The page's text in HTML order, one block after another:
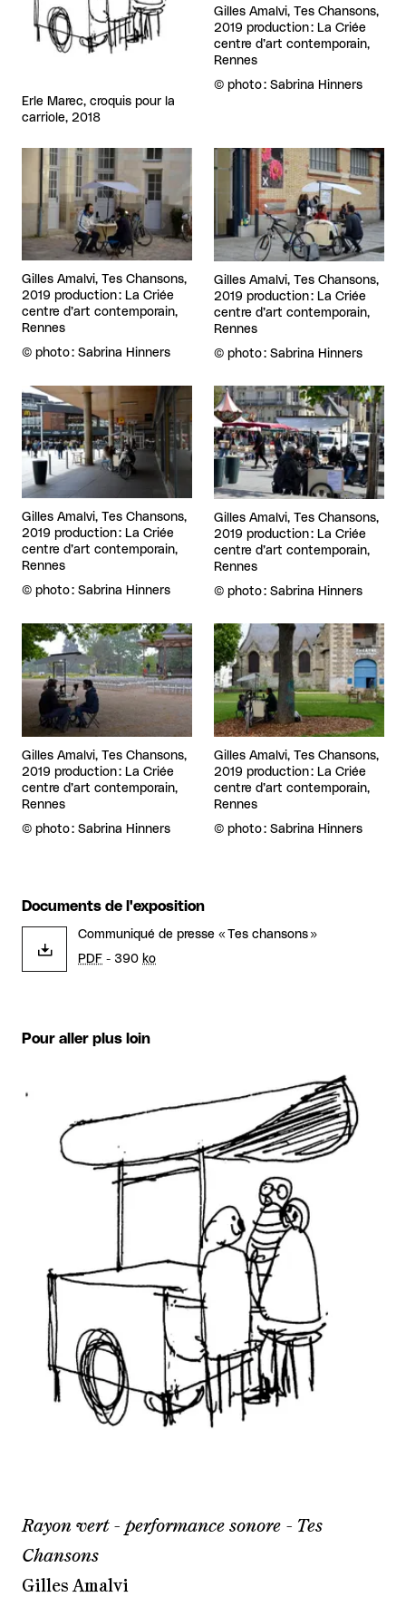
Erle Marec, croquis pour la
carriole, 2018
Gilles Amalvi, Tes Chansons,
2019 production : La Criée
centre d’art contemporain,
Rennes
Droits réservés :
© photo : Sabrina Hinners
Agrandir
Gilles Amalvi, Tes Chansons,
2019 production : La Criée
centre d’art contemporain,
Rennes
Droits réservés :
© photo : Sabrina Hinners
Agrandir
Gilles Amalvi, Tes Chansons,
2019 production : La Criée
centre d’art contemporain,
Rennes
Droits réservés :
© photo : Sabrina Hinners
Agrandir
Gilles Amalvi, Tes Chansons,
2019 production : La Criée
centre d’art contemporain,
Rennes
Droits réservés :
© photo : Sabrina Hinners
Agrandir
Gilles Amalvi, Tes Chansons,
2019 production : La Criée
centre d’art contemporain,
Rennes
Droits réservés :
© photo : Sabrina Hinners
Agrandir
Gilles Amalvi, Tes Chansons,
2019 production : La Criée
centre d’art contemporain,
Rennes
Droits réservés :
© photo : Sabrina Hinners
Agrandir
Gilles Amalvi, Tes Chansons,
2019 production : La Criée
centre d’art contemporain,
Rennes
Droits réservés :
© photo : Sabrina Hinners
Documents de l'exposition
Communiqué de presse « Tes chansons »
PDF - 390 ko
Pour aller plus loin
Rayon vert - performance sonore - Tes
Chansons
Gilles Amalvi